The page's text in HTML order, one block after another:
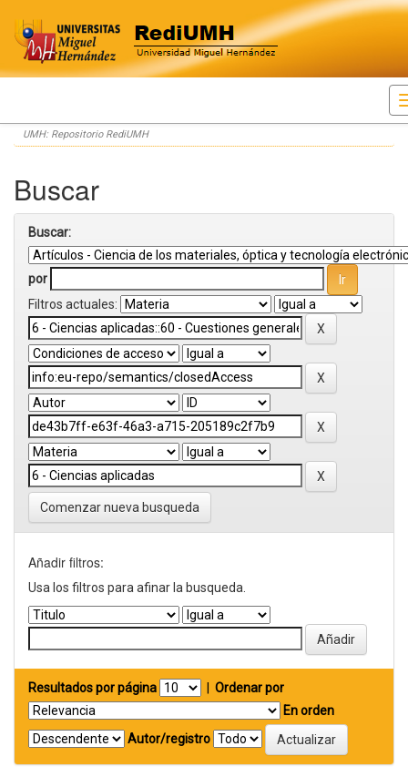
Skip
navigation
UMH: Repositorio RediUMH
Buscar
Buscar:
por
Filtros actuales:
Comenzar nueva busqueda
Añadir filtros:
Usa los filtros para afinar la busqueda.
Resultados por página
Ordenar por
En orden
Autor/registro